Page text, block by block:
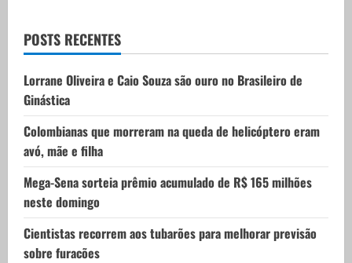
a
t
i
o
n
POSTS RECENTES
Lorrane Oliveira e Caio Souza são ouro no Brasileiro de
Ginástica
Colombianas que morreram na queda de helicóptero eram
avó, mãe e filha
Mega-Sena sorteia prêmio acumulado de R$ 165 milhões
neste domingo
Cientistas recorrem aos tubarões para melhorar previsão
sobre furacões